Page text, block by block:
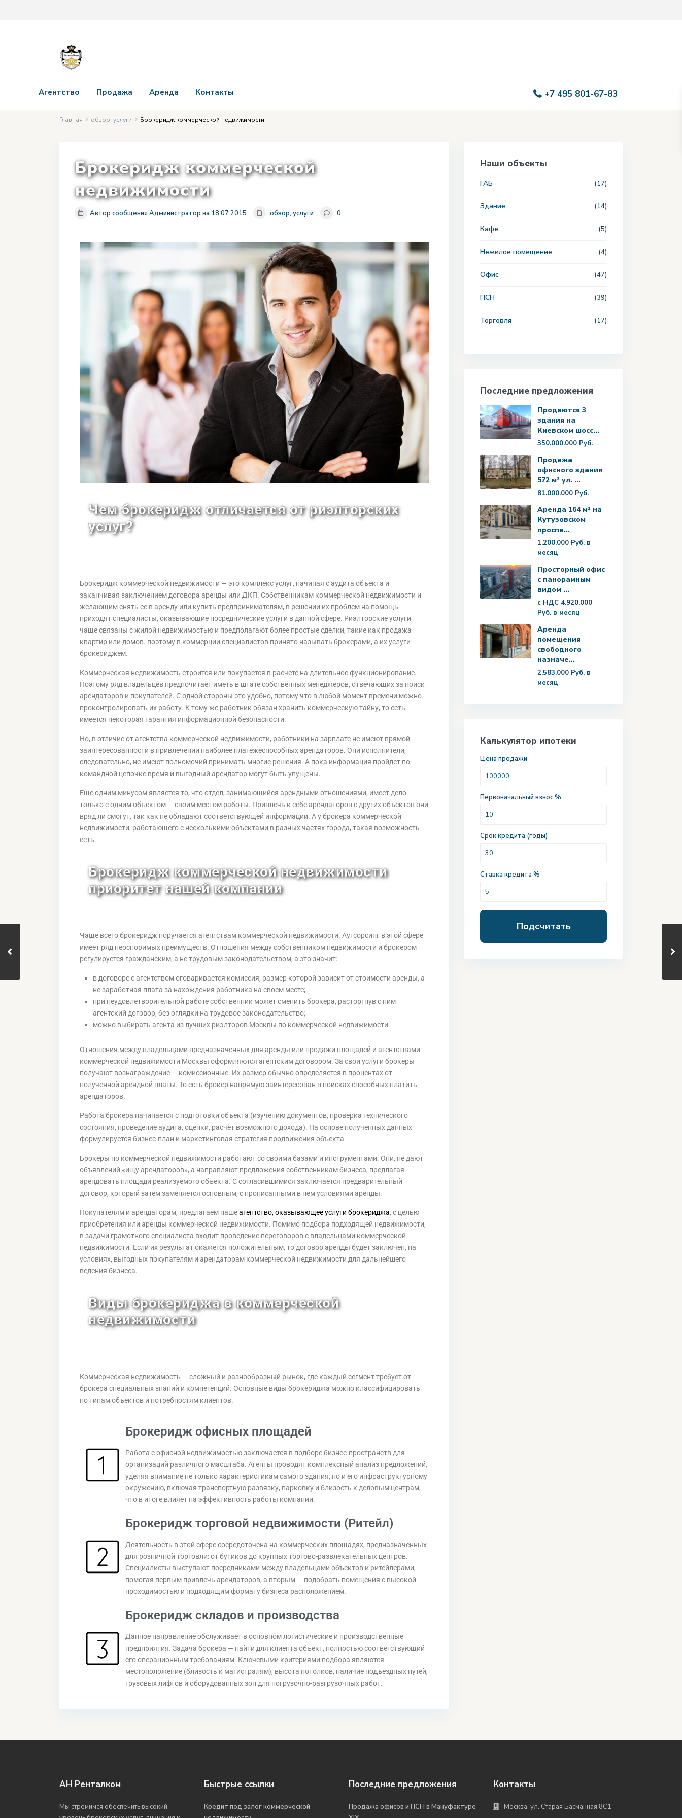
+7 495 801-67-83
Агентство Продажа Аренда Контакты
Главная обзор, услуги Брокеридж коммерческой недвижимости
Брокеридж коммерческой
недвижимости
Автор сообщения Администратор на 18.07.2015 обзор, услуги 0
Чем брокеридж отличается от риэлторских
услуг?
Брокеридж коммерческой недвижимости — это комплекс услуг, начиная с аудита объекта и
заканчивая заключением договора аренды или ДКП. Собственникам коммерческой недвижимости и
желающим снять ее в аренду или купить предпринимателям, в решении их проблем на помощь
приходят специалисты, оказывающие посреднические услуги в данной сфере. Риэлторские услуги
чаще связаны с жилой недвижимостью и предполагают более простые сделки, такие как продажа
квартир или домов. поэтому в коммерции специалистов принято называть брокерами, а их услуги
брокериджем.
Коммерческая недвижимость строится или покупается в расчете на длительное функционирование.
Поэтому ряд владельцев предпочитает иметь в штате собственных менеджеров, отвечающих за поиск
арендаторов и покупателей. С одной стороны это удобно, потому что в любой момент времени можно
проконтролировать их работу. К тому же работник обязан хранить коммерческую тайну, то есть
имеется некоторая гарантия информационной безопасности.
Но, в отличие от агентства коммерческой недвижимости, работники на зарплате не имеют прямой
заинтересованности в привлечении наиболее платежеспособных арендаторов. Они исполнители,
следовательно, не имеют полномочий принимать многие решения. А пока информация пройдет по
командной цепочке время и выгодный арендатор могут быть упущены.
Еще одним минусом является то, что отдел, занимающийся арендными отношениями, имеет дело
только с одним объектом — своим местом работы. Привлечь к себе арендаторов с других объектов они
вряд ли смогут, так как не обладают соответствующей информации. А у брокера коммерческой
недвижимости, работающего с несколькими объектами в разных частях города, такая возможность
есть.
Брокеридж коммерческой недвижимости
приоритет нашей компании
Чаще всего брокеридж поручается агентствам коммерческой недвижимости. Аутсорсинг в этой сфере
имеет ряд неоспоримых преимуществ. Отношения между собственником недвижимости и брокером
регулируется гражданским, а не трудовым законодательством, а это значит:
в договоре с агентством оговаривается комиссия, размер которой зависит от стоимости аренды, а
не заработная плата за нахождения работника на своем месте;
при неудовлетворительной работе собственник может сменить брокера, расторгнув с ним
агентский договор, без оглядки на трудовое законодательство;
можно выбирать агента из лучших риэлторов Москвы по коммерческой недвижимости.
Отношения между владельцами предназначенных для аренды или продажи площадей и агентствами
коммерческой недвижимости Москвы оформляются агентским договором. За свои услуги брокеры
получают вознаграждение — комиссионные. Их размер обычно определяется в процентах от
полученной арендной платы. То есть брокер напрямую заинтересован в поисках способных платить
арендаторов.
Работа брокера начинается с подготовки объекта (изучению документов, проверка технического
состояния, проведение аудита, оценки, расчёт возможного дохода). На основе полученных данных
формулируется бизнес-план и маркетинговая стратегия продвижения объекта.
Брокеры по коммерческой недвижимости работают со своими базами и инструментами. Они, не дают
объявлений «ищу арендаторов», а направляют предложения собственникам бизнеса, предлагая
арендовать площади реализуемого объекта. С согласившимися заключается предварительный
договор, который затем заменяется основным, с прописанными в нем условиями аренды.
Покупателям и арендаторам, предлагаем нашеагентство, оказывающее услуги брокериджа, с целью
приобретения или аренды коммерческой недвижимости. Помимо подбора подходящей недвижимости,
в задачи грамотного специалиста входит проведение переговоров с владельцами коммерческой
недвижимости. Если их результат окажется положительным, то договор аренды будет заключен, на
условиях, выгодных покупателям и арендаторам коммерческой недвижимости для дальнейшего
ведения бизнеса.
Виды брокериджа в коммерческой
недвижимости
Коммерческая недвижимость — сложный и разнообразный рынок, где каждый сегмент требует от
брокера специальных знаний и компетенций. Основные виды брокериджа можно классифицировать
по типам объектов и потребностям клиентов.
Брокеридж офисных площадей
Работа с офисной недвижимостью заключается в подборе бизнес-пространств для
организаций различного масштаба. Агенты проводят комплексный анализ предложений,
уделяя внимание не только характеристикам самого здания, но и его инфраструктурному
окружению, включая транспортную развязку, парковку и близость к деловым центрам,
что в итоге влияет на эффективность работы компании.
Брокеридж торговой недвижимости (Ритейл)
Деятельность в этой сфере сосредоточена на коммерческих площадях, предназначенных
для розничной торговли: от бутиков до крупных торгово-развлекательных центров.
Специалисты выступают посредниками между владельцами объектов и ритейлерами,
помогая первым привлечь арендаторов, а вторым — подобрать помещения с высокой
проходимостью и подходящим формату бизнеса расположением.
Брокеридж складов и производства
Данное направление обслуживает в основном логистические и производственные
предприятия. Задача брокера — найти для клиента объект, полностью соответствующий
его операционным требованиям. Ключевыми критериями подбора являются
местоположение (близость к магистралям), высота потолков, наличие подъездных путей,
грузовых лифтов и оборудованных зон для погрузочно-разгрузочных работ.
Наши объекты
ГАБ (17)
Здание (14)
Кафе (5)
Нежилое помещение (4)
Офис (47)
ПСН (39)
Торговля (17)
Последние предложения
Продаются 3
здания на
Киевском шосс...
350.000.000 Руб.
Продажа
офисного здания
572 м² ул. ...
81.000.000 Руб.
Аренда 164 м² на
Кутузовском
проспе...
1.200.000 Руб. в
месяц
Просторный офис
с панорамным
видом ...
с НДС 4.920.000
Руб. в месяц
Аренда
помещения
свободного
назначе...
2.583.000 Руб. в
месяц
Калькулятор ипотеки
Цена продажи
Первоначальный взнос %
Срок кредита (годы)
Ставка кредита %
Подсчитать
АН Ренталком
Мы стремимся обеспечить высокий
Быстрые ссылки
Кредит под залог коммерческой
Последние предложения
Продажа офисов и ПСН в Мануфактуре
Контакты
Москва, ул. Старая Басманная 8С1